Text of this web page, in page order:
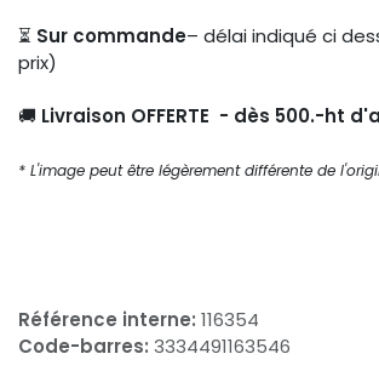
⏳ Sur commande– délai indiqué ci
prix)
🚚 Livraison OFFERTE - dès 500.-ht
* L'image peut être légèrement différente de
Référence interne: 116354
Code-barres: 3334491163546